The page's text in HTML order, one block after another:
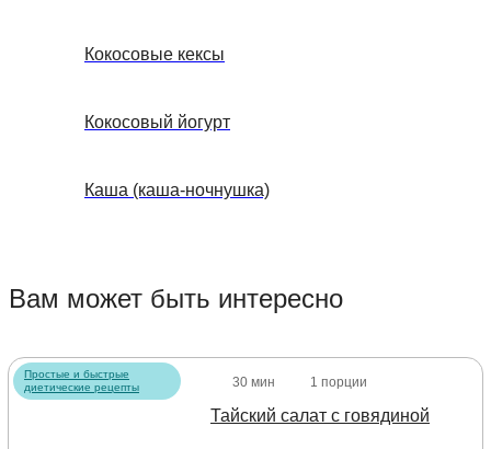
Кокосовые кексы
Кокосовый йогурт
Каша (каша-ночнушка)
Вам может быть интересно
Простые и быстрые
диетические рецепты
30 мин 1 порции
Тайский салат с говядиной